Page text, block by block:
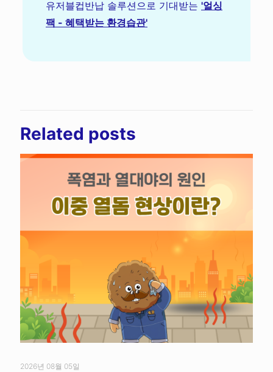
유저블컵반납 솔루션으로 기대받는 '얼싱
팩 - 혜택받는 환경습관'
Related posts
2026년 08월 05일